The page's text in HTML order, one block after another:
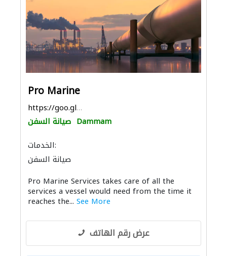
Pro Marine
https://goo.gl/maps/KH86UhJeN43snZ3S9
صيانة السفن Dammam
الخدمات:
صيانة السفن
Pro Marine Services takes care of all the
services a vessel would need from the time it
reaches the... See More
عرض رقم الهاتف